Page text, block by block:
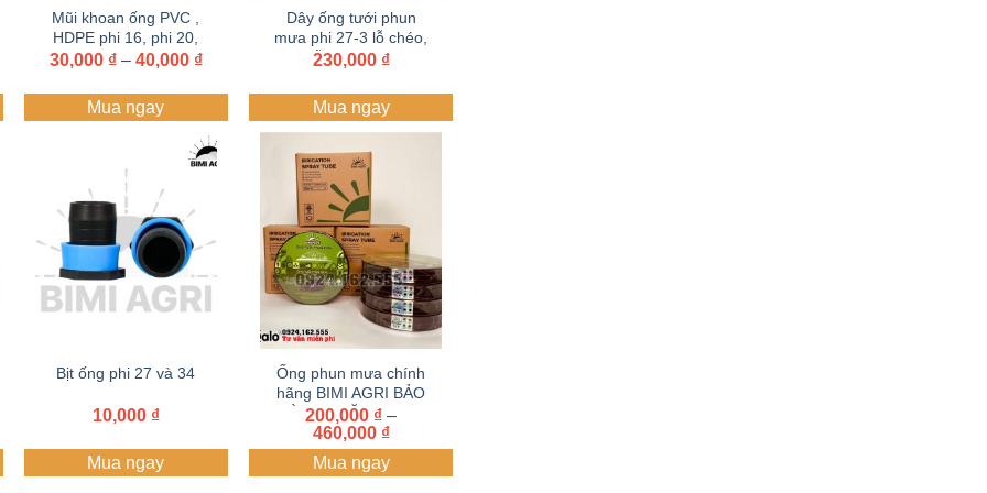
₫
₫
Mũi khoan ống PVC ,
HDPE phi 16, phi 20,
phi 21, phi 27, phi 34
30,000 ₫ – 40,000 ₫Khoảng
từ
40,000 ₫
Mua ngay
Dây ống tưới phun
mưa phi 27-3 lỗ chéo,
5 lỗ chéo – dày
dây tưới BIMI AGRI |
Nhựa nguyên sinh |
Bảo hành 1 năm
230,000 ₫
Mua ngay
Bịt ống phi 27 và 34
10,000 ₫
Mua ngay
Ống phun mưa chính
hãng BIMI AGRI BẢO
HÀNH 1 NĂM ( Cuộn
100 mét)
200,000 ₫ –
460,000 ₫Khoảng
giá:
từ
Mua ngay